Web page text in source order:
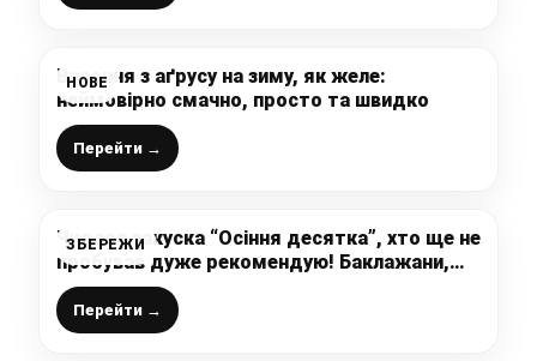
НОВЕ
Варення з аґрусу на зиму, як желе:
неймовірно смачно, просто та швидко
Перейти →
ЗБЕРЕЖИ
Чудова закуска “Осіння десятка”, хто ще не
пробував дуже рекомендую! Баклажани,
перець і помідори на зиму – все в одній
банці!
Перейти →